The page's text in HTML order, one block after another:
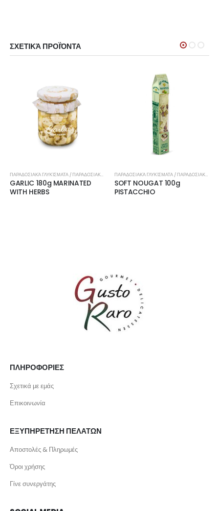
ΣΧΕΤΙΚΆ ΠΡΟΪΌΝΤΑ
ΠΑΡΑΔΟΣΙΑΚΆ ΓΛΥΚΊΣΜΑΤΑ / ΠΑΡΑΔΟΣΙΑΚΉ ΚΟΥΖΊΝΑ
GARLIC 180g MARINATED
WITH HERBS
ΠΑΡΑΔΟΣΙΑΚΆ ΓΛΥΚΊΣΜΑΤΑ / ΠΑΡΑΔΟΣΙΑΚΉ ΚΟΥΖΊΝΑ
SOFT NOUGAT 100g
PISTACCHIO
ΠΛΗΡΟΦΟΡΙΕΣ
Σχετικά με εμάς
Επικοινωνία
ΕΞΥΠΗΡΕΤΗΣΗ ΠΕΛΑΤΩΝ
Αποστολές & Πληρωμές
Όροι χρήσης
Γίνε συνεργάτης